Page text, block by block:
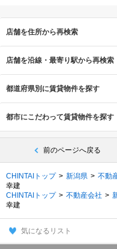
店舗を住所から再検索
店舗を沿線・最寄り駅から再検索
都道府県別に賃貸物件を探す
都市にこだわって賃貸物件を探す
前のページへ戻る
CHINTAIトップ 新潟県 不動
幸建
CHINTAIトップ
不動産会社
幸建
気になるリスト